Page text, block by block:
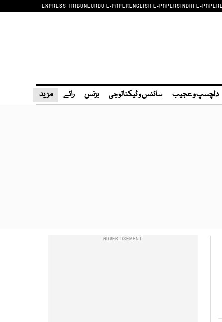
EXPRESS TRIBUNEURDU E-PAPERENGLISH E-PAPERSINDHI E-PAPER
دلچسپ و عجیب سائنس و ٹیکنالوجی بزنس رائے مزید